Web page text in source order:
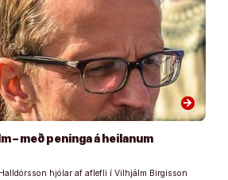
arrow_forward
– með peninga á heilanum
hjólar af aflefli í Vilhjálm Birgisson